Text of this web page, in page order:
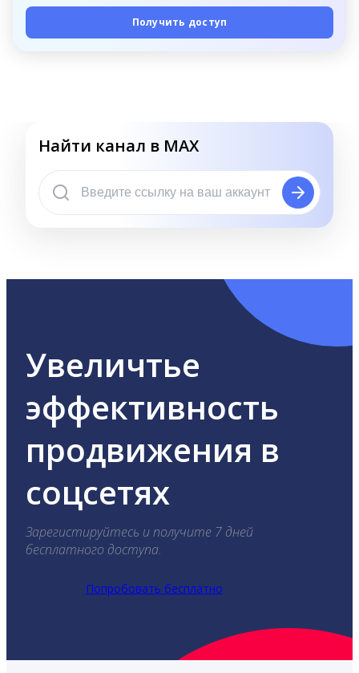
Получить доступ
Найти канал в MAX
Увеличтье
эффективность
продвижения в
соцсетях
Зарегистируйтесь и получите 7 дней
бесплатного доступа.
Попробовать бесплатно